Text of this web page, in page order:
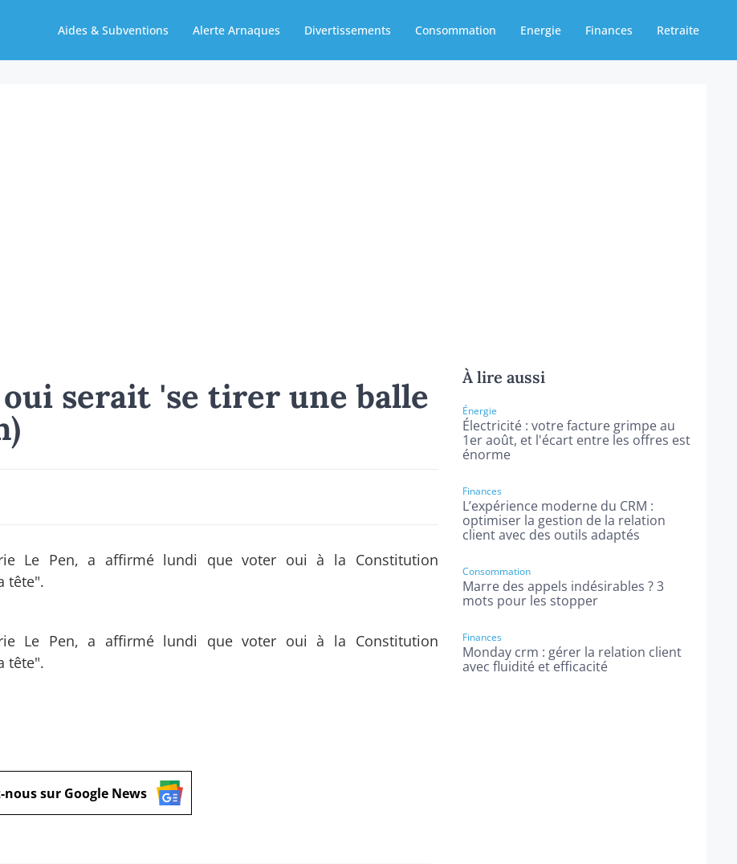
Aides & Subventions Alerte Arnaques Divertissements Consommation Energie Finances Retraite
serait 'se tirer une balle
Le Pen, a affirmé lundi que voter oui à la Constitution
tête".
Le Pen, a affirmé lundi que voter oui à la Constitution
tête".
nous sur Google News
À lire aussi
Énergie
Électricité : votre facture grimpe au
1er août, et l'écart entre les offres est
énorme
Finances
L’expérience moderne du CRM :
optimiser la gestion de la relation
client avec des outils adaptés
Consommation
Marre des appels indésirables ? 3
mots pour les stopper
Finances
Monday crm : gérer la relation client
avec fluidité et efficacité